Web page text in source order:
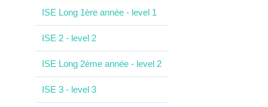
ISE Long 1ère année - level 1
ISE 2 - level 2
ISE Long 2ème année - level 2
ISE 3 - level 3